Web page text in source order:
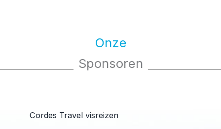
Onze
Sponsoren
Cordes Travel visreizen